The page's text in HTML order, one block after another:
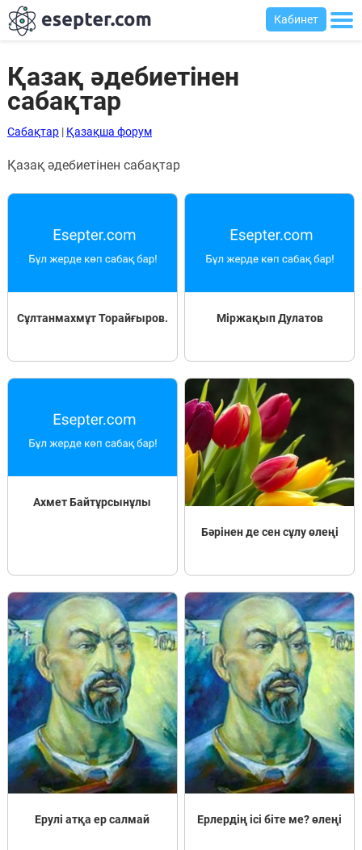
Сабақтар
тақтасы
Кіру
Қазақша-
ағылшынша
Ағылшынша-
қазақша
Пәндер
Тіркелу
Кабинет
Қазақ әдебиетінен
сабақтар
Сабақтар| Қазақша форум
Қазақ әдебиетінен сабақтар
Сұлтанмахмұт Торайғыров. Міржақып Дулатов
Ахмет Байтұрсынұлы
Бәрінен де сен сұлу өлеңі
Ерулі атқа ер салмай Ерлердің ісі біте ме? өлеңі